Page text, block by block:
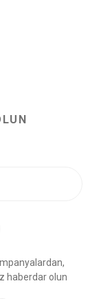
haberdar olun